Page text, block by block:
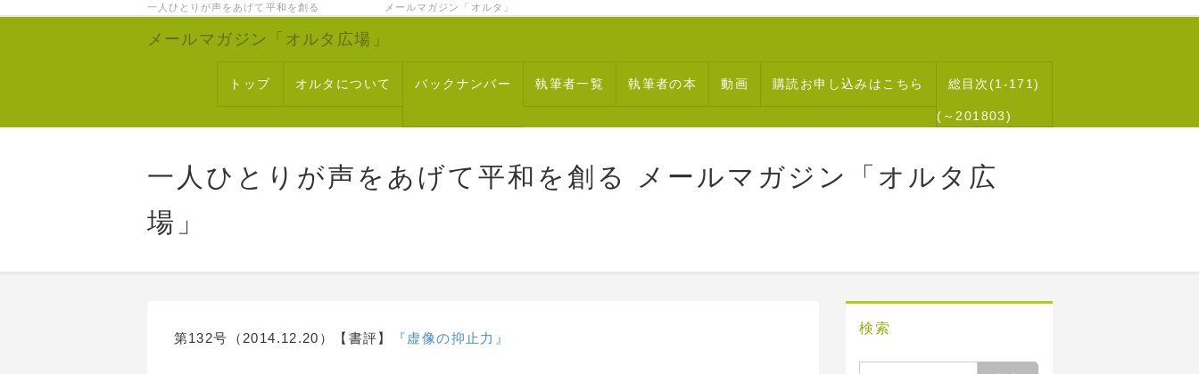
一人ひとりが声をあげて平和を創る メールマガジン「オルタ」
メールマガジン「オルタ広場」
トップ オルタについて バックナンバー 執筆者一覧 執筆者の本 動画 購読お申し込みはこちら 総目次(1-171)
(～201803)
一人ひとりが声をあげて平和を創る メールマガジン「オルタ広
場」
第132号（2014.12.20）【書評】 『虚像の抑止力』
検索